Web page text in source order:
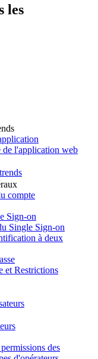
les
de l'application web
compte
Sign-on
Single Sign-on
à deux
et Restrictions
des